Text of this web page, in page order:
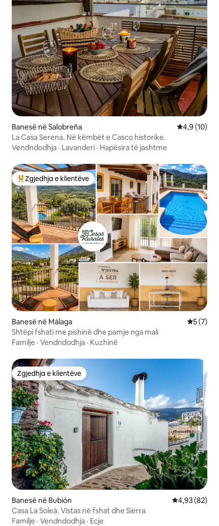
Banesë në Salobreña Vlerësimi
4,9 (10)
La Casa Serena. Në këmbët e Casco historike.
Vendndodhja · Lavanderi · Hapësira të jashtme
Më të mirat e zgjedhjeve të klientëve
Zgjedhja e klientëve
Banesë në Málaga
5 (7)
Shtëpi fshati me pishinë dhe pamje nga mali
Familje · Vendndodhja · Kuzhinë
Zgjedhja e klientëve
Zgjedhja e klientëve
Banesë në Bubión Vlerësimi
4,93 (82)
Casa La Soleá. Vistas në fshat dhe Sierra
Familje · Vendndodhja · Ecje